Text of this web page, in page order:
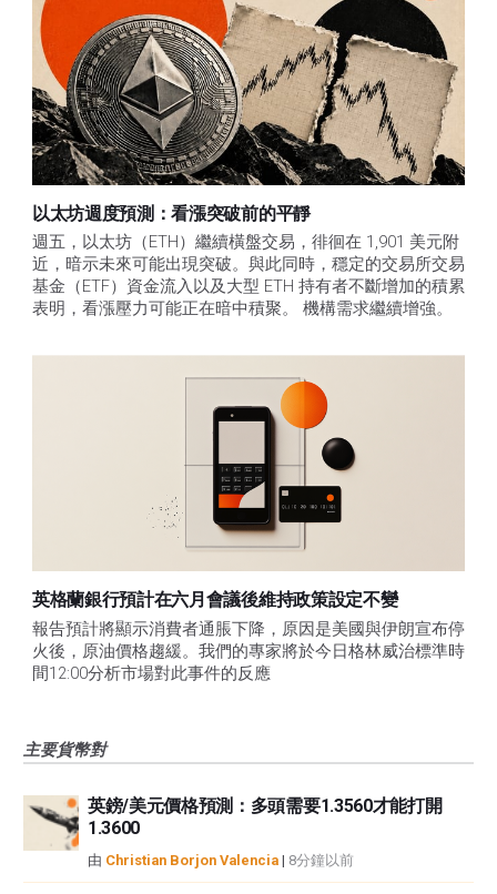
以太坊週度預測：看漲突破前的平靜
週五，以太坊（ETH）繼續橫盤交易，徘徊在 1,901 美元附
近，暗示未來可能出現突破。與此同時，穩定的交易所交易
基金（ETF）資金流入以及大型 ETH 持有者不斷增加的積累
表明，看漲壓力可能正在暗中積聚。 機構需求繼續增強。
英格蘭銀行預計在六月會議後維持政策設定不變
報告預計將顯示消費者通脹下降，原因是美國與伊朗宣布停
火後，原油價格趨緩。我們的專家將於今日格林威治標準時
間12:00分析市場對此事件的反應
主要貨幣對
英鎊/美元價格預測：多頭需要1.3560才能打開
1.3600
由 Christian Borjon Valencia | 8分鐘以前